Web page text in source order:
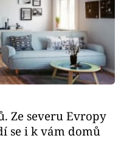
Ze severu Evropy
se i k vám domů